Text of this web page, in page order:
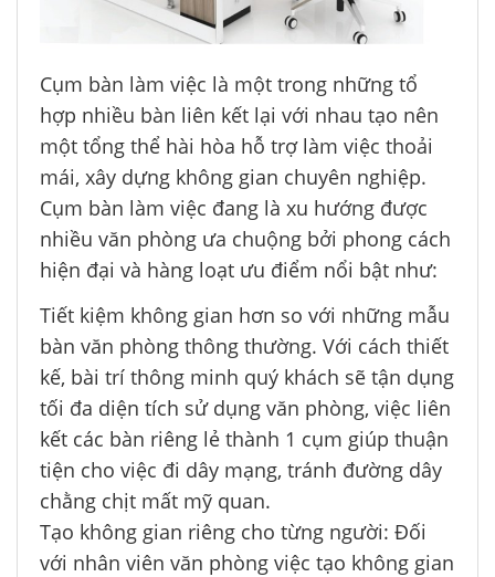
Cụm bàn làm việc là một trong những tổ
hợp nhiều bàn liên kết lại với nhau tạo nên
một tổng thể hài hòa hỗ trợ làm việc thoải
mái, xây dựng không gian chuyên nghiệp.
Cụm bàn làm việc đang là xu hướng được
nhiều văn phòng ưa chuộng bởi phong cách
hiện đại và hàng loạt ưu điểm nổi bật như:
Tiết kiệm không gian hơn so với những mẫu
bàn văn phòng thông thường. Với cách thiết
kế, bài trí thông minh quý khách sẽ tận dụng
tối đa diện tích sử dụng văn phòng, việc liên
kết các bàn riêng lẻ thành 1 cụm giúp thuận
tiện cho việc đi dây mạng, tránh đường dây
chằng chịt mất mỹ quan.
Tạo không gian riêng cho từng người: Đối
với nhân viên văn phòng việc tạo không gian